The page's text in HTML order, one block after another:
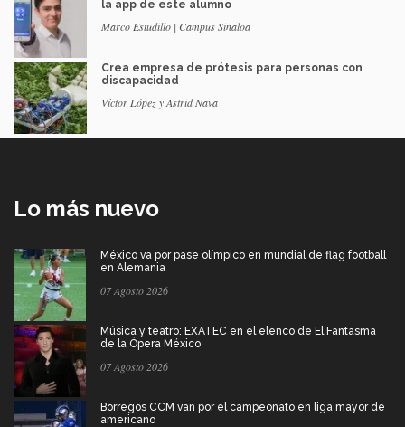
la app de este alumno
Marco Estudillo | Campus Sinaloa
Crea empresa de prótesis para personas con
discapacidad
Víctor López y Astrid Nava
Lo más nuevo
México va por pase olímpico en mundial de flag football
en Alemania
07 Agosto 2026
Música y teatro: EXATEC en el elenco de El Fantasma
de la Ópera México
07 Agosto 2026
Borregos CCM van por el campeonato en liga mayor de
americano